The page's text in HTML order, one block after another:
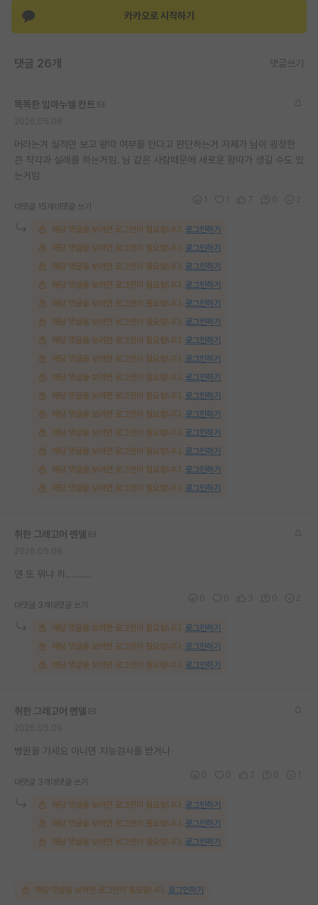
홍보 게시판
커리어
반도체 아카데미
재팬라운지 🌸
카카오로 시작하기
댓글 26개 댓글쓰기
똑똑한 임마누엘 칸트
머라는겨 실적만 보고 왕따 여부를 안다고 판단하는거 자체가 님이 굉장한
큰 착각과 실례를 하는거임. 님 같은 사람때문에 새로운 왕따가 생길 수도 있
는거임
대댓글 15개 대댓글 쓰기
해당 댓글을 보려면 로그인이 필요합니다. 로그인하기
해당 댓글을 보려면 로그인이 필요합니다. 로그인하기
해당 댓글을 보려면 로그인이 필요합니다. 로그인하기
해당 댓글을 보려면 로그인이 필요합니다. 로그인하기
해당 댓글을 보려면 로그인이 필요합니다. 로그인하기
해당 댓글을 보려면 로그인이 필요합니다. 로그인하기
해당 댓글을 보려면 로그인이 필요합니다. 로그인하기
해당 댓글을 보려면 로그인이 필요합니다. 로그인하기
해당 댓글을 보려면 로그인이 필요합니다. 로그인하기
해당 댓글을 보려면 로그인이 필요합니다. 로그인하기
해당 댓글을 보려면 로그인이 필요합니다. 로그인하기
해당 댓글을 보려면 로그인이 필요합니다. 로그인하기
해당 댓글을 보려면 로그인이 필요합니다. 로그인하기
해당 댓글을 보려면 로그인이 필요합니다. 로그인하기
해당 댓글을 보려면 로그인이 필요합니다. 로그인하기
취한 그레고어 멘델
얜 또 뭐냐 하.........
대댓글 3개 대댓글 쓰기
해당 댓글을 보려면 로그인이 필요합니다. 로그인하기
해당 댓글을 보려면 로그인이 필요합니다. 로그인하기
해당 댓글을 보려면 로그인이 필요합니다. 로그인하기
취한 그레고어 멘델
병원을 가세요 아니면 지능검사를 받거나
대댓글 3개 대댓글 쓰기
해당 댓글을 보려면 로그인이 필요합니다. 로그인하기
해당 댓글을 보려면 로그인이 필요합니다. 로그인하기
해당 댓글을 보려면 로그인이 필요합니다. 로그인하기
해당 댓글을 보려면 로그인이 필요합니다. 로그인하기